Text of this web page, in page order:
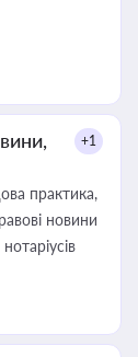
+1
практика,
новини